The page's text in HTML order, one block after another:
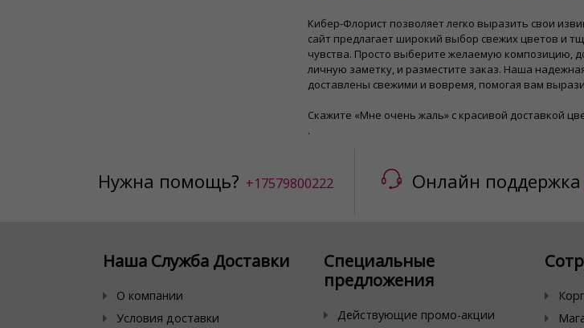
Кибер-Флорист позволяет легко выразить свои
сайт предлагает широкий выбор свежих цветов и
чувства. Просто выберите желаемую композицию,
личную заметку, и разместите заказ. Наша
доставлены свежими и вовремя, помогая вам
Скажите «Мне очень жаль» с красивой доставкой
.
Нужна помощь? +17579800222 Онлайн поддержка
Наша Служба Доставки
О компании
Условия доставки
Специальные
предложения
Действующие промо-акции